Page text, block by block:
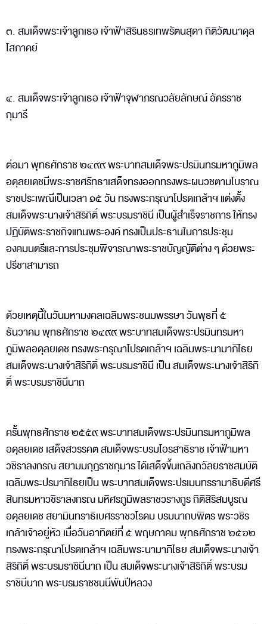
๓. สมเด็จพระเจ้าลูกเธอ เจ้าฟ้าสิรินธรเทพรัตนสุดา กิติวัฒนาดุล
โสภาคย์
๔. สมเด็จพระเจ้าลูกเธอ เจ้าฟ้าจุฬาภรณวลัยลักษณ์ อัครราช
กุมารี
ต่อมา พุทธศักราช ๒๔๙๙ พระบาทสมเด็จพระปรมินทรมหาภูมิพล
อดุลยเดชมีพระราชศรัทธาเสด็จทรงออกทรงพระผนวชตามโบราณ
ราชประเพณีเป็นเวลา ๑๕ วัน ทรงพระกรุณาโปรดเกล้าฯ แต่งตั้ง
สมเด็จพระนางเจ้าสิริกิติ์ พระบรมราชินี เป็นผู้สำเร็จราชการ ให้ทรง
ปฏิบัติพระราชกิจแทนพระองค์ ทรงเป็นประธานในการประชุม
องคมนตรีและการประชุมพิจารณาพระราชบัญญัติต่าง ๆ ด้วยพระ
ปรีชาสามารถ
ด้วยเหตุนี้ในวันมหามงคลเฉลิมพระชนมพรรษา วันพุธที่ ๕
ธันวาคม พุทธศักราช ๒๔๙๙ พระบาทสมเด็จพระปรมินทรมหา
ภูมิพลอดุลยเดช ทรงพระกรุณาโปรดเกล้าฯ เฉลิมพระนามาภิไธย
สมเด็จพระนางเจ้าสิริกิติ์ พระบรมราชินี เป็น สมเด็จพระนางเจ้าสิริกิ
ติ์ พระบรมราชินีนาถ
ครั้นพุทธศักราช ๒๕๕๙ พระบาทสมเด็จพระปรมินทรมหาภูมิพล
อดุลยเดช เสด็จสวรรคต สมเด็จพระบรมโอรสาธิราช เจ้าฟ้ามหา
วชิราลงกรณ สยามมกุฎราชกุมาร ได้เสด็จขึ้นเถลิงถวัลยราชสมบัติ
เฉลิมพระปรมาภิไธยเป็น พระบาทสมเด็จพระปรเมนทรรามาธิบดีศรี
สินทรมหาวชิราลงกรณ มหิศรภูมิพลราชวรางกูร กิติสิริสมบูรณ
อดุลยเดช สยามินทราธิเบศรราชวโรดม บรมนาถบพิตร พระวชิร
เกล้าเจ้าอยู่หัว เมื่อวันอาทิตย์ที่ ๕ พฤษภาคม พุทธศักราช ๒๕๖๒
ทรงพระกรุณาโปรดเกล้าฯ เฉลิมพระนามาภิไธย สมเด็จพระนางเจ้า
สิริกิติ์ พระบรมราชินีนาถ เป็น สมเด็จพระนางเจ้าสิริกิติ์ พระบรม
ราชินีนาถ พระบรมราชชนนีพันปีหลวง